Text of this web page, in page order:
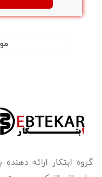
گروه ابتکار ارائه